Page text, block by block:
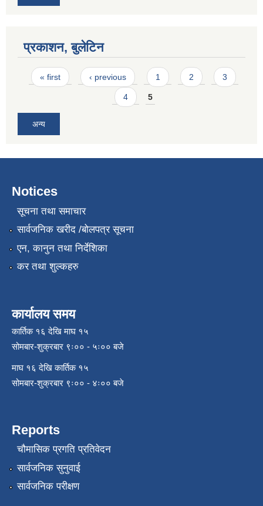
प्रकाशन, बुलेटिन
Pages
« first ‹ previous 1 2 3
4 5
अन्य
Notices
सूचना तथा समाचार
सार्वजनिक खरीद /बोलपत्र सूचना
एन, कानुन तथा निर्देशिका
कर तथा शुल्कहरु
कार्यालय समय
कार्तिक १६ देखि माघ १५
सोमबार-शुक्रबार ९ः०० - ५ः०० बजे
माघ १६ देखि कार्तिक १५
सोमबार-शुक्रबार ९ः०० - ४ः०० बजे
Reports
चौमासिक प्रगति प्रतिवेदन
सार्वजनिक सुनुवाई
सार्वजनिक परीक्षण